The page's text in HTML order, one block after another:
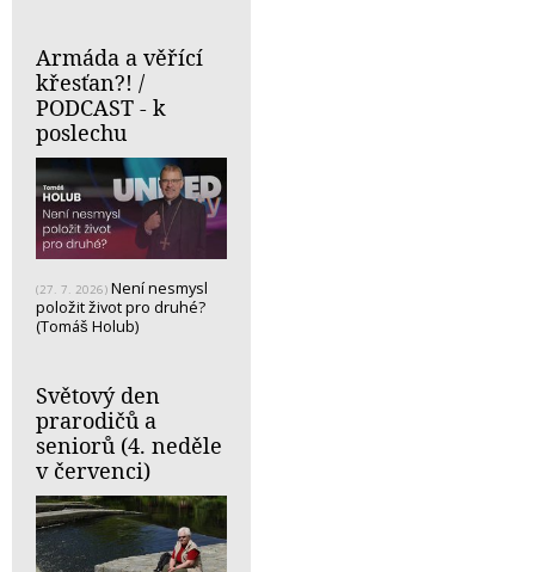
Armáda a věřící
křesťan?! /
PODCAST - k
poslechu
(27. 7. 2026) Není nesmysl
položit život pro druhé?
(Tomáš Holub)
Světový den
prarodičů a
seniorů (4. neděle
v červenci)